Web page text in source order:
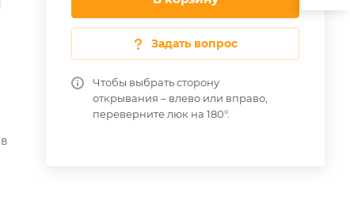
Задать вопрос
Чтобы выбрать сторону
открывания – влево или вправо,
переверните люк на 180°.